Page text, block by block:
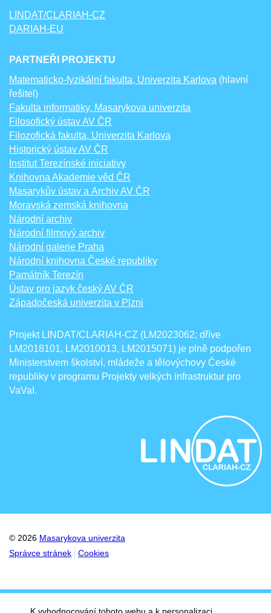
LINDAT/CLARIAH-CZ
DARIAH-EU
PARTNEŘI PROJEKTU
Matematicko-fyzikální fakulta, Univerzita Karlova (hlavní
řešitel)
Fakulta informatiky, Masarykova univerzita
Filosofický ústav AV ČR
Filozofická fakulta, Univerzita Karlova
Historický ústav AV ČR
Institut Terezínské iniciativy
Knihovna Akademie věd ČR
Masarykův ústav a Archiv AV ČR
Moravská zemská knihovna
Národní archiv
Národní filmový archiv
Národní galerie Praha
Národní knihovna České republiky
Památník Terezín
Ústav pro jazyk český AV ČR
Západočeská univerzita v Plzni
Projekt LINDAT/CLARIAH-CZ (LM2023062; dříve
LM2018101, LM2010013, LM2015071) je plně podpořen
Ministerstvem školství, mládeže a tělovýchovy České
republiky v programu Projekty velkých infrastruktur pro
VaVaI.
© 2026 Masarykova univerzita
Správce stránek
Cookies